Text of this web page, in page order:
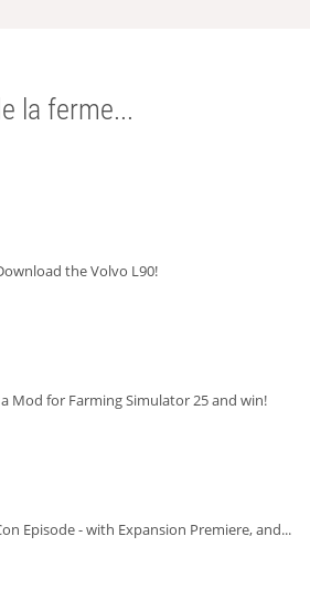
la ferme...
the Volvo L90!
Mod for Farming Simulator 25 and win!
Episode - with Expansion Premiere, and...